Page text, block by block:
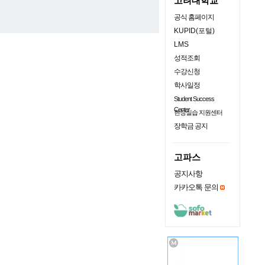
공식 홈페이지
KUPID(포털)
LMS
성적조회
수강신청
학사일정
Student Success
Center
현장실습 지원센터
장학금 공지
고파스
공지사항
카카오톡 문의